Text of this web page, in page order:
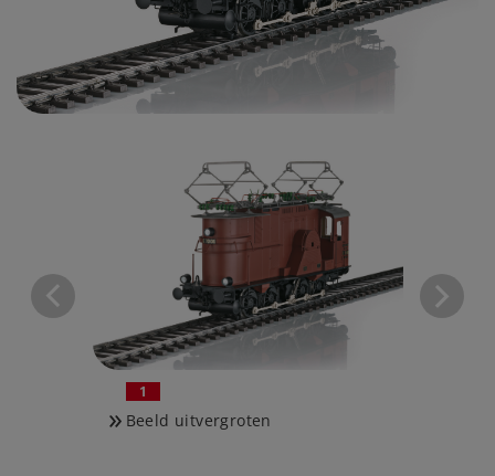
1
Beeld uitvergroten